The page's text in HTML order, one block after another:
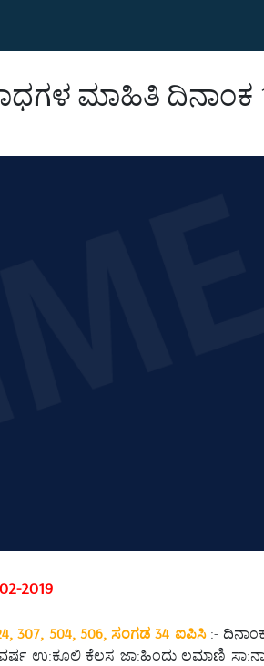
ಮಾಹಿತಿ ದಿನಾಂಕ
2019
307, 504, 506, ಸಂಗಡ 34 ಐಪಿಸಿ:-
ಉ:ಕೂಲಿ ಕೆಲಸ ಜಾ:ಹಿಂದು ಲಮಾಣಿ